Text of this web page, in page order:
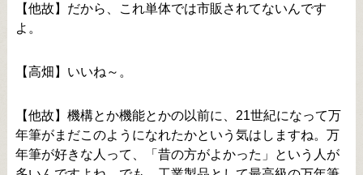
【他故】だから、これ単体では市販されてないんです
よ。
【高畑】いいね～。
【他故】機構とか機能とかの以前に、21世紀になって万
年筆がまだこのようになれたかという気はしますね。万
年筆が好きな人って、「昔の方がよかった」という人が